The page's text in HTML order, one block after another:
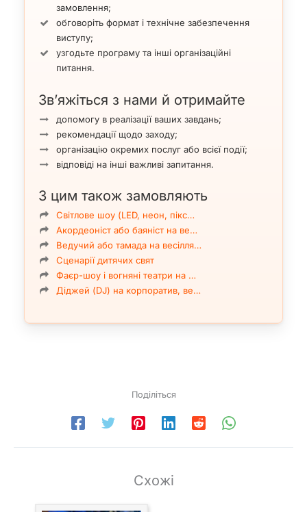
замовлення;
обговоріть формат і технічне забезпечення
виступу;
узгодьте програму та інші організаційні
питання.
Зв’яжіться з нами й отримайте
допомогу в реалізації ваших завдань;
рекомендації щодо заходу;
організацію окремих послуг або всієї події;
відповіді на інші важливі запитання.
З цим також замовляють
Світлове шоу (LED, неон, пікс…
Акордеоніст або баяніст на ве…
Ведучий або тамада на весілля…
Сценарії дитячих свят
Фаєр-шоу і вогняні театри на …
Діджей (DJ) на корпоратив, ве…
Поділіться
Схожі